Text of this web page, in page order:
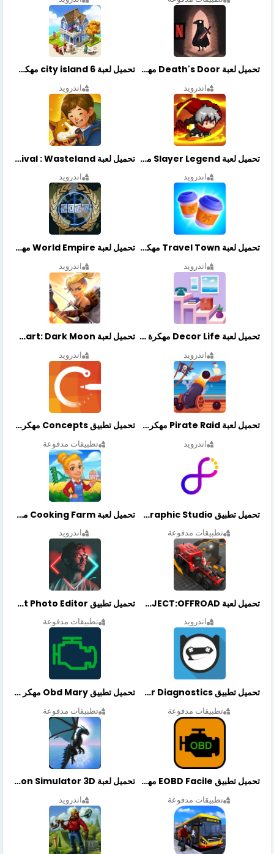
تحميل لعبة Death's Door مهكرة أخر إصدار
اندرويد
تحميل لعبة city island 6 مهكرة أخر إصدار
اندرويد
تحميل لعبة Slayer Legend مهكرة أخر إصدار
اندرويد
تحميل لعبة Merge Survival : Wasteland مهكرة أخر إصدار
اندرويد
تحميل لعبة Travel Town مهكرة أخر إصدار
اندرويد
تحميل لعبة World Empire مهكرة أخر إصدار
اندرويد
تحميل لعبة Decor Life مهكرة أخر إصدار
اندرويد
تحميل لعبة Lionheart: Dark Moon مهكرة أخر إصدار
اندرويد
تحميل لعبة Pirate Raid مهكرة أخر إصدار
اندرويد
تحميل تطبيق Concepts مهكر أخر إصدار
تطبيقات مدفوعة
تحميل تطبيق Graphic Studio مهكر أخر إصدار
تطبيقات مدفوعة
تحميل لعبة Cooking Farm مهكرة أخر إصدار
اندرويد
تحميل لعبة PROJECT:OFFROAD مهكرة أخر إصدار
اندرويد
تحميل تطبيق NeonArt Photo Editor مهكر أخر إصدار
تطبيقات مدفوعة
تحميل تطبيق OBDeleven Car Diagnostics مهكر أخر إصدار
تطبيقات مدفوعة
تحميل تطبيق Obd Mary مهكر أخر إصدار
تطبيقات مدفوعة
تحميل تطبيق EOBD Facile مهكر أخر إصدار
تطبيقات مدفوعة
تحميل لعبة Dragon Simulator 3D مهكرة أخر إصدار
اندرويد